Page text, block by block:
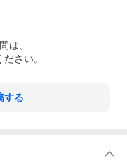
は、
さい。
する